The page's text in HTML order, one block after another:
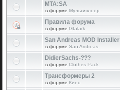
MTA:SA
в форуме Мультиплеер
Правила форума
в форуме Gtalark
San Andreas MOD
в форуме San Andreas
DidierSachs-???
в форуме Clothes Pack
Трансформеры 2
в форуме Кино